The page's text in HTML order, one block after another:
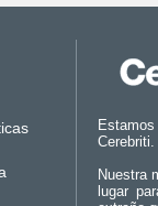
Nuestra
lugar